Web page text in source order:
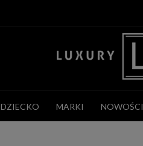
DZIECKO MARKI NOWOŚCI